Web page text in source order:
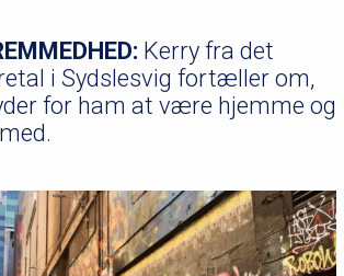
Kerry fra det
i Sydslesvig fortæller om,
for ham at være hjemme og